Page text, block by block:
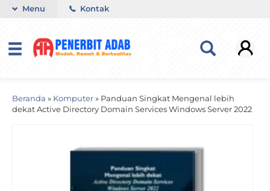
Menu Kontak
Beranda » Komputer » Panduan Singkat Mengenal lebih
dekat Active Directory Domain Services Windows Server 2022